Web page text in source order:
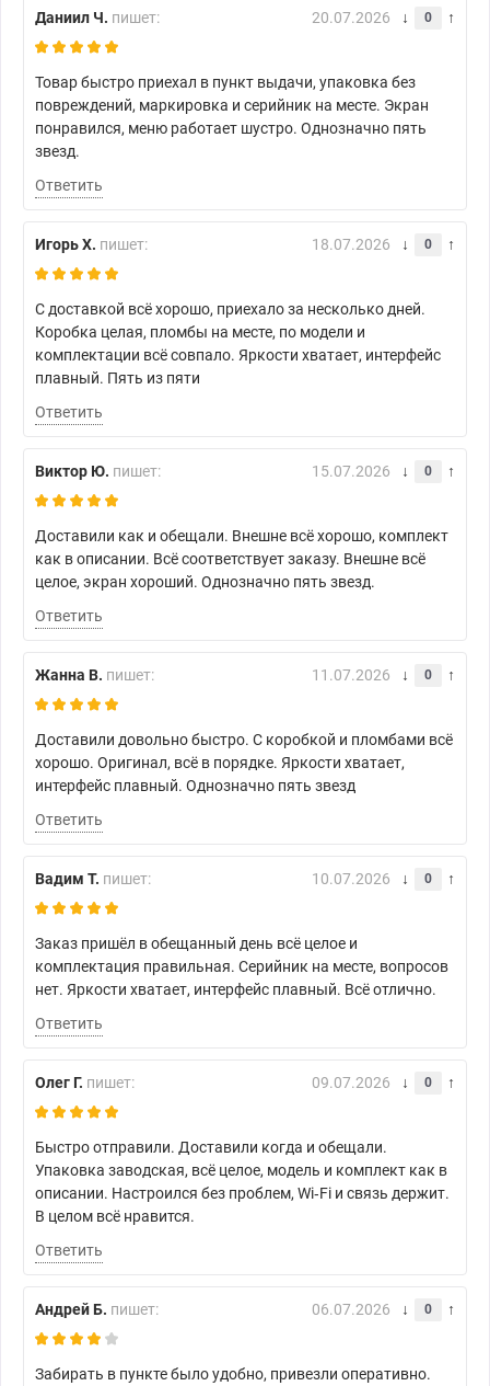
Даниил Ч. пишет: 20.07.2026 0
Товар быстро приехал в пункт выдачи, упаковка без
повреждений, маркировка и серийник на месте. Экран
понравился, меню работает шустро. Однозначно пять
звезд.
Ответить
Игорь Х. пишет: 18.07.2026 0
С доставкой всё хорошо, приехало за несколько дней.
Коробка целая, пломбы на месте, по модели и
комплектации всё совпало. Яркости хватает, интерфейс
плавный. Пять из пяти
Ответить
Виктор Ю. пишет: 15.07.2026 0
Доставили как и обещали. Внешне всё хорошо, комплект
как в описании. Всё соответствует заказу. Внешне всё
целое, экран хороший. Однозначно пять звезд.
Ответить
Жанна В. пишет: 11.07.2026 0
Доставили довольно быстро. С коробкой и пломбами всё
хорошо. Оригинал, всё в порядке. Яркости хватает,
интерфейс плавный. Однозначно пять звезд
Ответить
Вадим Т. пишет: 10.07.2026 0
Заказ пришёл в обещанный день всё целое и
комплектация правильная. Серийник на месте, вопросов
нет. Яркости хватает, интерфейс плавный. Всё отлично.
Ответить
Олег Г. пишет: 09.07.2026 0
Быстро отправили. Доставили когда и обещали.
Упаковка заводская, всё целое, модель и комплект как в
описании. Настроился без проблем, Wi‑Fi и связь держит.
В целом всё нравится.
Ответить
Андрей Б. пишет: 06.07.2026 0
Забирать в пункте было удобно, привезли оперативно.